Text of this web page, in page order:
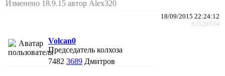
Изменено 18.9.15 автор Alex320
18/09/2015 22:24:12
#2128534
Volcan0
Председатель колхоза
7482 3689 Дмитров